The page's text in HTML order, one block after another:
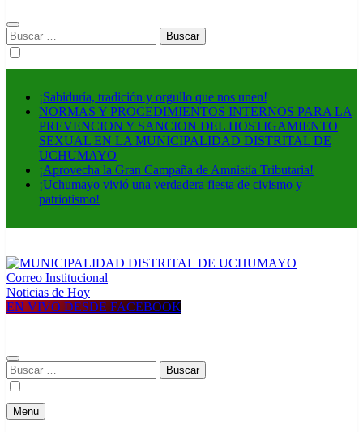
Buscar:
¡Sabiduría, tradición y orgullo que nos unen!
NORMAS Y PROCEDIMIENTOS INTERNOS PARA LA
PREVENCION Y SANCION DEL HOSTIGAMIENTO
SEXUAL EN LA MUNICIPALIDAD DISTRITAL DE
UCHUMAYO
¡Aprovecha la Gran Campaña de Amnistía Tributaria!
¡Uchumayo vivió una verdadera fiesta de civismo y
patriotismo!
MUNICIPALIDAD DISTRITAL DE UCHUMAYO
Construyendo una nueva Historia
Correo Institucional
Noticias de Hoy
EN VIVO DESDE FACEBOOK
Buscar:
Menu